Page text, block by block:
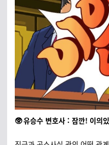
🥸 유승수 변호사 : 잠깐! 이의